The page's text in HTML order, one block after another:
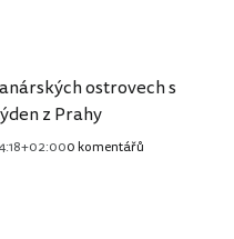
ostrovech s
z Prahy
0 komentářů